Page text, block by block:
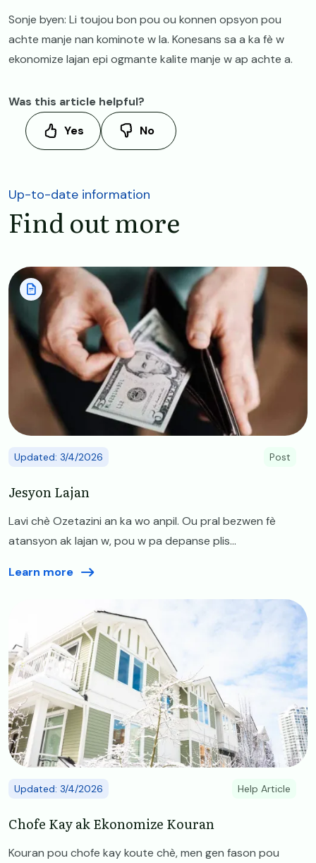
Sonje byen: Li toujou bon pou ou konnen opsyon pou
achte manje nan kominote w la. Konesans sa a ka fè w
ekonomize lajan epi ogmante kalite manje w ap achte a.
Was this article helpful?
Yes
No
Up-to-date information
Find out more
Image
Updated: 3/4/2026 Post
Jesyon Lajan
Lavi chè Ozetazini an ka wo anpil. Ou pral bezwen fè
atansyon ak lajan w, pou w pa depanse plis...
Learn more
Updated: 3/4/2026 Help Article
Chofe Kay ak Ekonomize Kouran
Kouran pou chofe kay koute chè, men gen fason pou